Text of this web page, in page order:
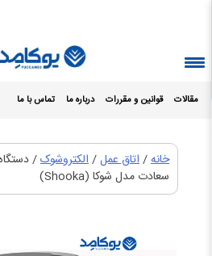
مقالات قوانین و مقررات درباره ما تماس با ما
خانه/اتاق عمل/الکتروشوک
سعادت مدل شوکا (Shooka)